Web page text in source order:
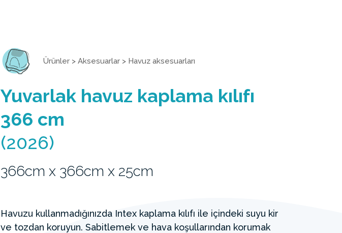
Ürünler > Aksesuarlar > Havuz aksesuarları
Yuvarlak havuz kaplama kılıfı
366 cm
(2026)
366cm x 366cm x 25cm
Havuzu kullanmadığınızda Intex kaplama kılıfı ile içindeki suyu kir
ve tozdan koruyun. Sabitlemek ve hava koşullarından korumak